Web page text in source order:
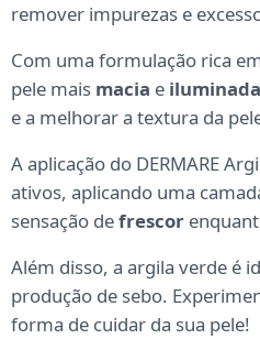
remover impurezas e
Com uma formulação rica
pele mais macia e iluminada
e a melhorar a textura da
A aplicação do DERMARE
ativos, aplicando uma
sensação defrescor
Além disso, a argila verde é
produção de sebo.
forma de cuidar da sua pele!